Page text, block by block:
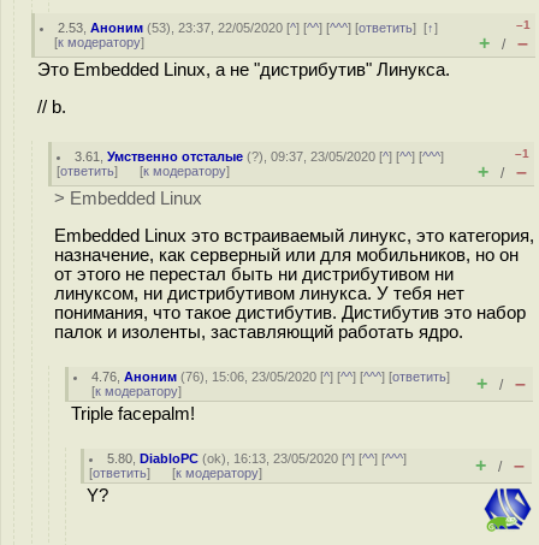
2.53 ,Аноним (53), 23:37, 22/05/2020 [^] [^^] [^^^] [ответить][↑]
[к модератору]
–1
+ / –
Это Embedded Linux, а не "дистрибутив" Линукса.
// b.
3.61 ,Умственно отсталые (?), 09:37, 23/05/2020 [^] [^^] [^^^]
[ответить] [к модератору]
–1
+ / –
> Embedded Linux
Embedded Linux это встраиваемый линукс, это категория,
назначение, как серверный или для мобильников, но он
от этого не перестал быть ни дистрибутивом ни
линуксом, ни дистрибутивом линукса. У тебя нет
понимания, что такое дистибутив. Дистибутив это набор
палок и изоленты, заставляющий работать ядро.
4.76 ,Аноним (76), 15:06, 23/05/2020 [^] [^^] [^^^] [ответить]
[к модератору] + / –
Triple facepalm!
5.80 ,DiabloPC (ok), 16:13, 23/05/2020 [^] [^^] [^^^]
[ответить] [к модератору] + / –
Y?